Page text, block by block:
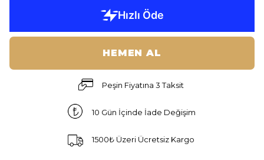
HEMEN AL
Peşin Fiyatına 3 Taksit
10 Gün İçinde İade Değişim
1500₺ Üzeri Ücretsiz Kargo